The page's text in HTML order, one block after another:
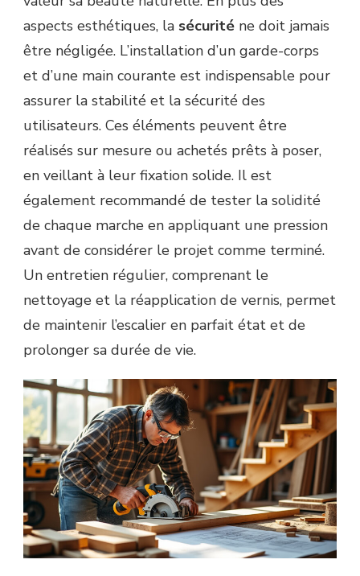
aspects esthétiques, la sécurité ne doit jamais
être négligée. L’installation d’un garde-corps
et d’une main courante est indispensable pour
assurer la stabilité et la sécurité des
utilisateurs. Ces éléments peuvent être
réalisés sur mesure ou achetés prêts à poser,
en veillant à leur fixation solide. Il est
également recommandé de tester la solidité
de chaque marche en appliquant une pression
avant de considérer le projet comme terminé.
Un entretien régulier, comprenant le
nettoyage et la réapplication de vernis, permet
de maintenir l’escalier en parfait état et de
prolonger sa durée de vie.